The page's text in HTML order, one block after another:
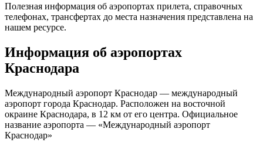
Полезная информация об аэропортах прилета, справочных
телефонах, трансфертах до места назначения представлена на
нашем ресурсе.
Информация об аэропортах
Краснодара
Международный аэропорт Краснодар — международный
аэропорт города Краснодар. Расположен на восточной
окраине Краснодара, в 12 км от его центра. Официальное
название аэропорта — «Международный аэропорт
Краснодар»